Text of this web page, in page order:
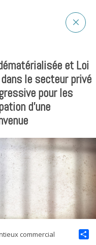
et Loi
le secteur privé
pour les
d’une
commercial